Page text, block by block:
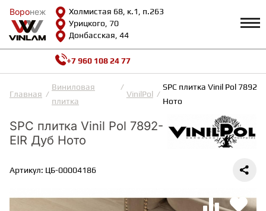
Воронеж
Холмистая 68, к.1, п.263
Урицкого, 70
Донбасская, 44
Воронеж
КАТАЛОГ Профиль
Возврат и гарантии
Сотрудничество
Вопросы и ответы
Полезная информация
Калькулятор
ВИНИЛОВАЯ ПЛИТКА
ИНЖЕНЕРНАЯ ДОСКА
+7 960 108 24 77
Главная
Виниловая
плитка
VinilPol
SPC плитка Vinil Pol 7892-
Ното
SPC плитка Vinil Pol 7892-
EIR Дуб Ното
Артикул: ЦБ-00004186